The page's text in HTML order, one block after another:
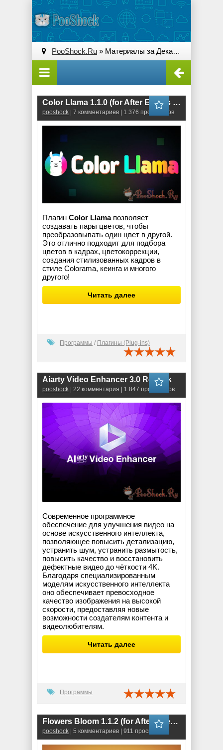
PooShock.Ru » Материалы за Декабрь 2025 года
Color Llama 1.1.0 (for After Effects & Premiere Pro)
pooshock | 7 комментариев | 1 376 просмотров
Плагин Color Llamaпозволяет
создавать пары цветов, чтобы
преобразовывать один цвет в другой.
Это отлично подходит для подбора
цветов в кадрах, цветокоррекции,
создания стилизованных кадров в
стиле Colorama, кеинга и многого
другого!
Читать далее
Программы / Плагины (Plug-ins)
Aiarty Video Enhancer 3.0 RePack
pooshock | 22 комментария | 1 847 просмотров
Современное программное
обеспечение для улучшения видео на
основе искусственного интеллекта,
позволяющее повысить детализацию,
устранить шум, устранить размытость,
повысить качество и восстановить
дефектные видео до чёткости 4K.
Благодаря специализированным
моделям искусственного интеллекта
оно обеспечивает превосходное
качество изображения на высокой
скорости, предоставляя новые
возможности создателям контента и
видеолюбителям.
Читать далее
Программы
Flowers Bloom 1.1.2 (for After Effects)
pooshock | 5 комментариев | 911 просмотров